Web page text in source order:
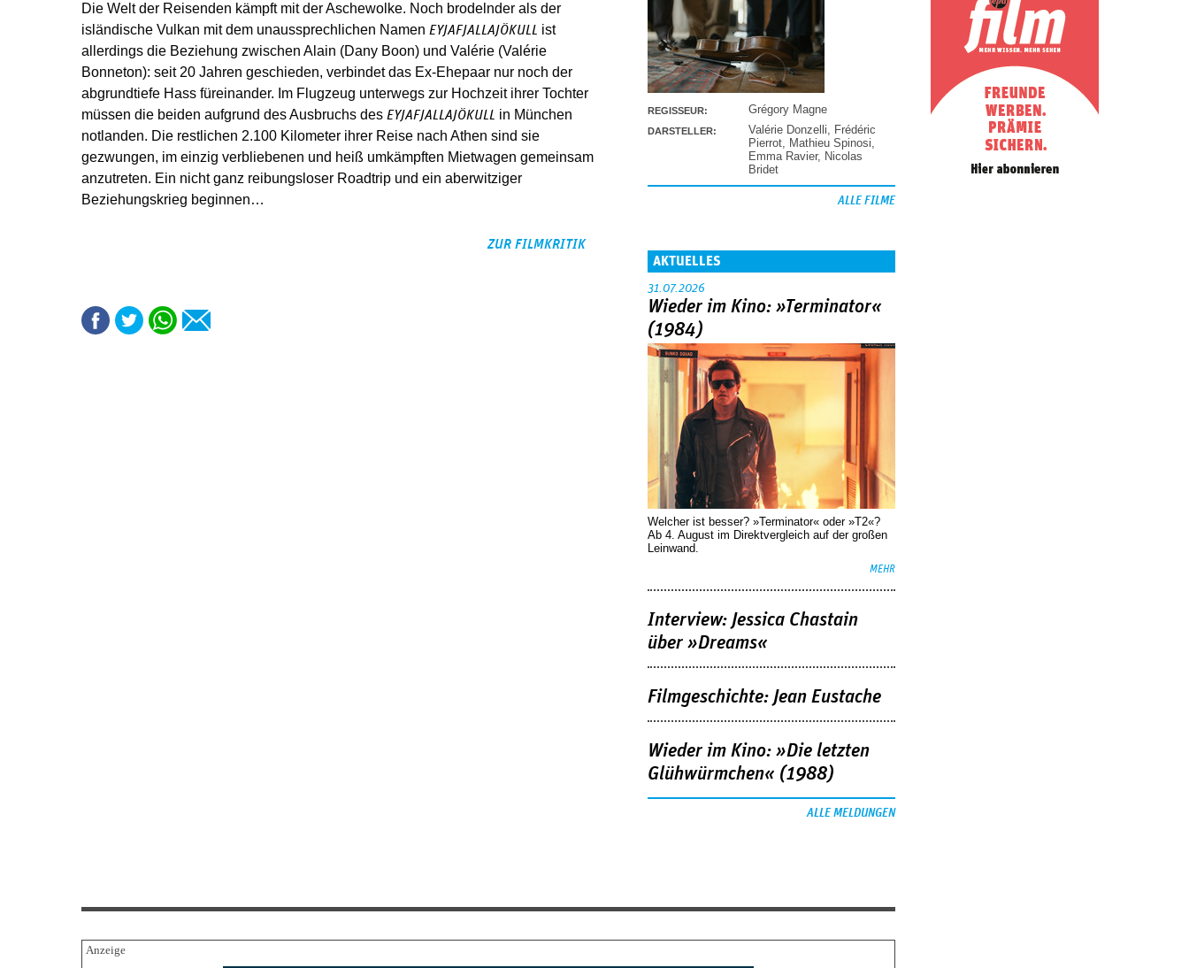
Die Welt der Reisenden kämpft mit der Aschewolke. Noch brodelnder als der
isländische Vulkan mit dem unaussprechlichen Namen EYJAFJALLAJÖKULL ist
allerdings die Beziehung zwischen Alain (Dany Boon) und Valérie (Valérie
Bonneton): seit 20 Jahren geschieden, verbindet das Ex-Ehepaar nur noch der
abgrundtiefe Hass füreinander. Im Flugzeug unterwegs zur Hochzeit ihrer Tochter
müssen die beiden aufgrund des Ausbruchs des EYJAFJALLAJÖKULL in München
notlanden. Die restlichen 2.100 Kilometer ihrer Reise nach Athen sind sie
gezwungen, im einzig verbliebenen und heiß umkämpften Mietwagen gemeinsam
anzutreten. Ein nicht ganz reibungsloser Roadtrip und ein aberwitziger
Beziehungskrieg beginnen…
ZUR FILMKRITIK
REGISSEUR: Grégory Magne
DARSTELLER: Valérie Donzelli
Frédéric
Pierrot Mathieu Spinosi
Emma Ravier, Nicolas
Bridet
ALLE FILME
AKTUELLES
31.07.2026
Wieder im Kino: »Terminator«
(1984)
Welcher ist besser? »Terminator« oder »T2«?
Ab 4. August im Direktvergleich auf der großen
Leinwand.
MEHR
Interview: Jessica Chastain
über »Dreams«
Filmgeschichte: Jean Eustache
Wieder im Kino: »Die letzten
Glühwürmchen« (1988)
ALLE MELDUNGEN